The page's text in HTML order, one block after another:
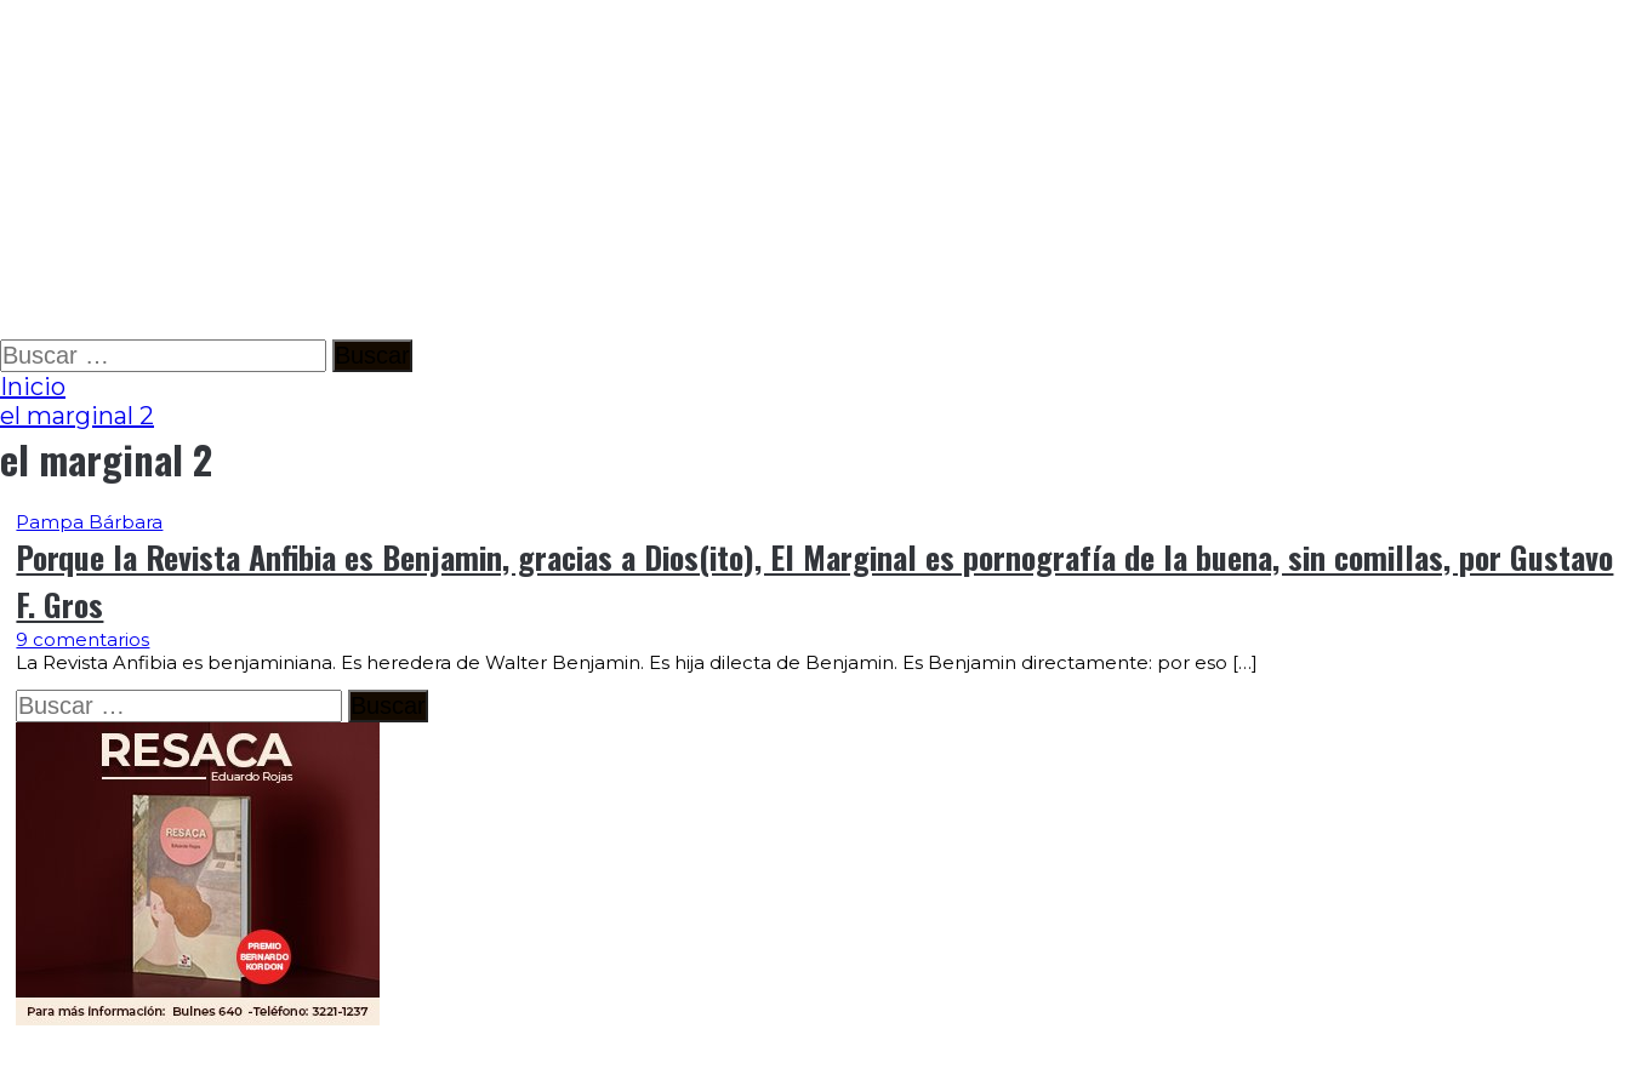
Ir
al
contenido
Buscar:
Inicio
el marginal 2
el marginal 2
Pampa Bárbara
Porque la Revista Anfibia es Benjamin, gracias a Dios(ito), El Marginal es pornografía de la buena, sin comillas, por Gustavo
F. Gros
9 comentarios
La Revista Anfibia es benjaminiana. Es heredera de Walter Benjamin. Es hija dilecta de Benjamin. Es Benjamin directamente: por eso […]
Buscar: